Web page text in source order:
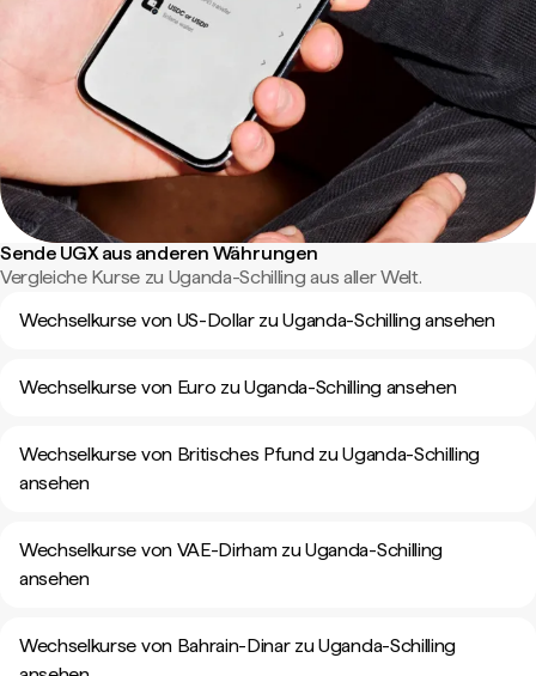
Sende UGX aus anderen Währungen
Vergleiche Kurse zu Uganda-Schilling aus aller Welt.
Wechselkurse von US-Dollar zu Uganda-Schilling ansehen
Wechselkurse von Euro zu Uganda-Schilling ansehen
Wechselkurse von Britisches Pfund zu Uganda-Schilling
ansehen
Wechselkurse von VAE-Dirham zu Uganda-Schilling
ansehen
Wechselkurse von Bahrain-Dinar zu Uganda-Schilling